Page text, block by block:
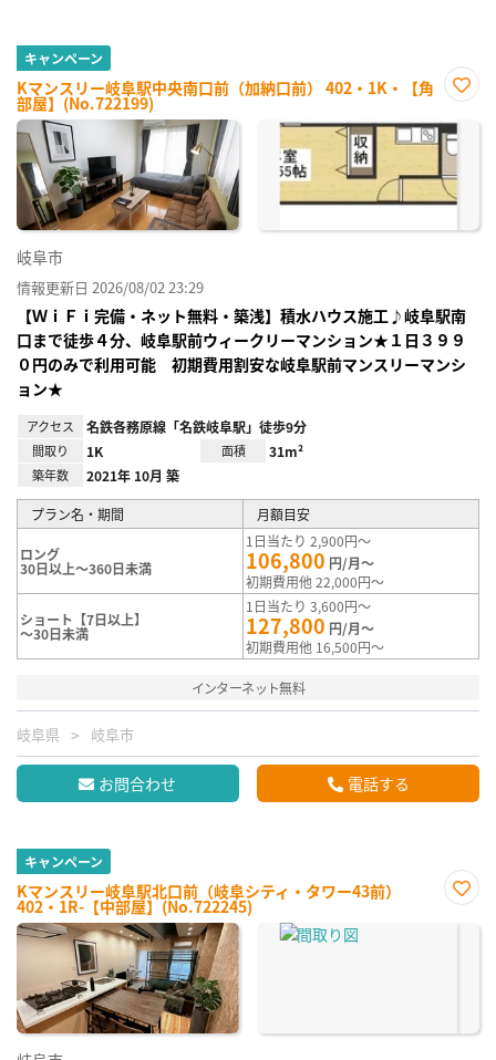
キャンペーン
Kマンスリー岐阜駅中央南口前（加納口前） 402・1K・【角
部屋】(No.722199)
に入
り登
録
岐阜市
情報更新日 2026/08/02 23:29
【ＷｉＦｉ完備・ネット無料・築浅】積水ハウス施工♪岐阜駅南
口まで徒歩４分、岐阜駅前ウィークリーマンション★１日３９９
０円のみで利用可能 初期費用割安な岐阜駅前マンスリーマンシ
ョン★
アクセス 名鉄各務原線「名鉄岐阜駅」徒歩9分
間取り 1K 面積 31m²
築年数 2021年 10月 築
プラン名・期間 月額目安
ロング
30日以上～360日未満
1日当たり 2,900円～
106,800 円/月～
初期費用他 22,000円～
ショート【7日以上】
～30日未満
1日当たり 3,600円～
127,800 円/月～
初期費用他 16,500円～
インターネット無料
岐阜県 岐阜市
お問合わせ 電話する
キャンペーン
Kマンスリー岐阜駅北口前（岐阜シティ・タワー43前）
402・1R-【中部屋】(No.722245)
に入